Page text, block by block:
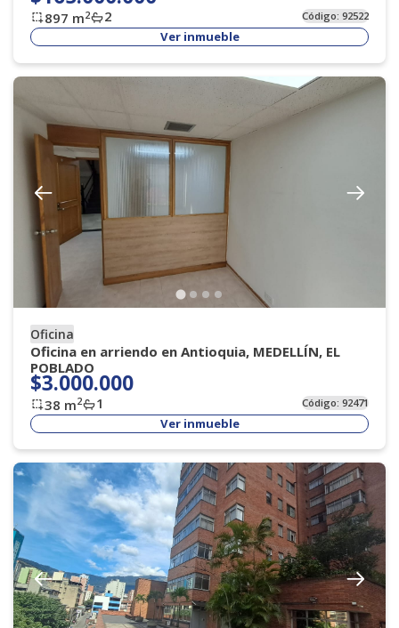
897 m2 2 Código:92522
Ver inmueble
Oficina
Oficina en arriendo en Antioquia, MEDELLÍN, EL
POBLADO
$3.000.000
38 m2 1 Código:92471
Ver inmueble